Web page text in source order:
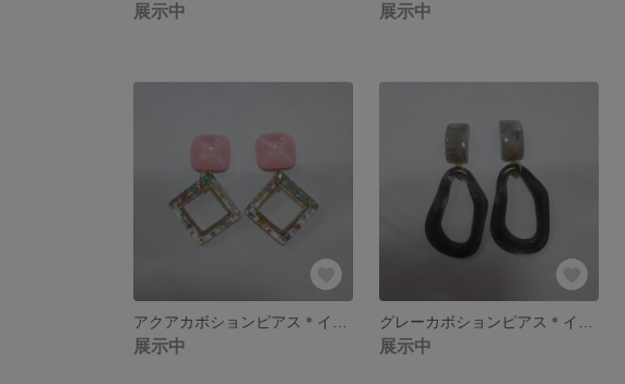
展示中 展示中
展示中 展示中